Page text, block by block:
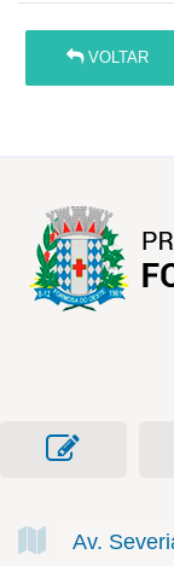
VOLTAR
Av.